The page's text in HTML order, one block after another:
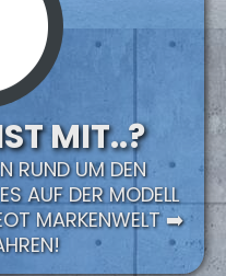
MIT..?
RUND UM DEN
AUF DER MODELL
MARKENWELT ➡️